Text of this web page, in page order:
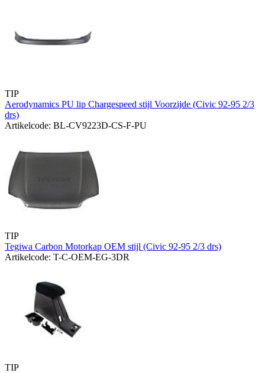
TIP
Aerodynamics PU lip Chargespeed stijl Voorzijde (Civic 92-95 2/3
drs)
Artikelcode: BL-CV9223D-CS-F-PU
TIP
Tegiwa Carbon Motorkap OEM stijl (Civic 92-95 2/3 drs)
Artikelcode: T-C-OEM-EG-3DR
TIP